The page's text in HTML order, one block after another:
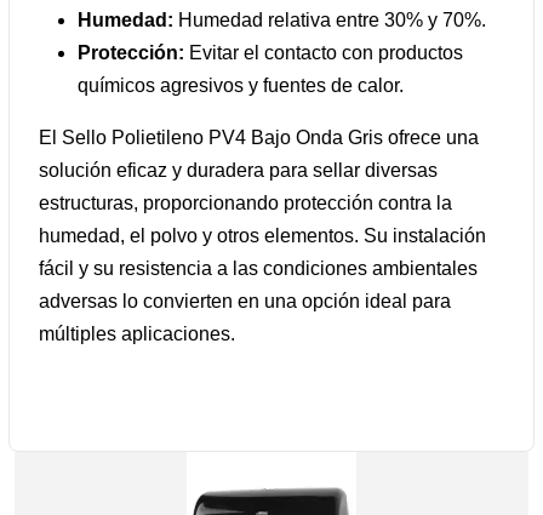
Humedad: Humedad relativa entre 30% y 70%.
Protección: Evitar el contacto con productos
químicos agresivos y fuentes de calor.
El Sello Polietileno PV4 Bajo Onda Gris ofrece una
solución eficaz y duradera para sellar diversas
estructuras, proporcionando protección contra la
humedad, el polvo y otros elementos. Su instalación
fácil y su resistencia a las condiciones ambientales
adversas lo convierten en una opción ideal para
múltiples aplicaciones.